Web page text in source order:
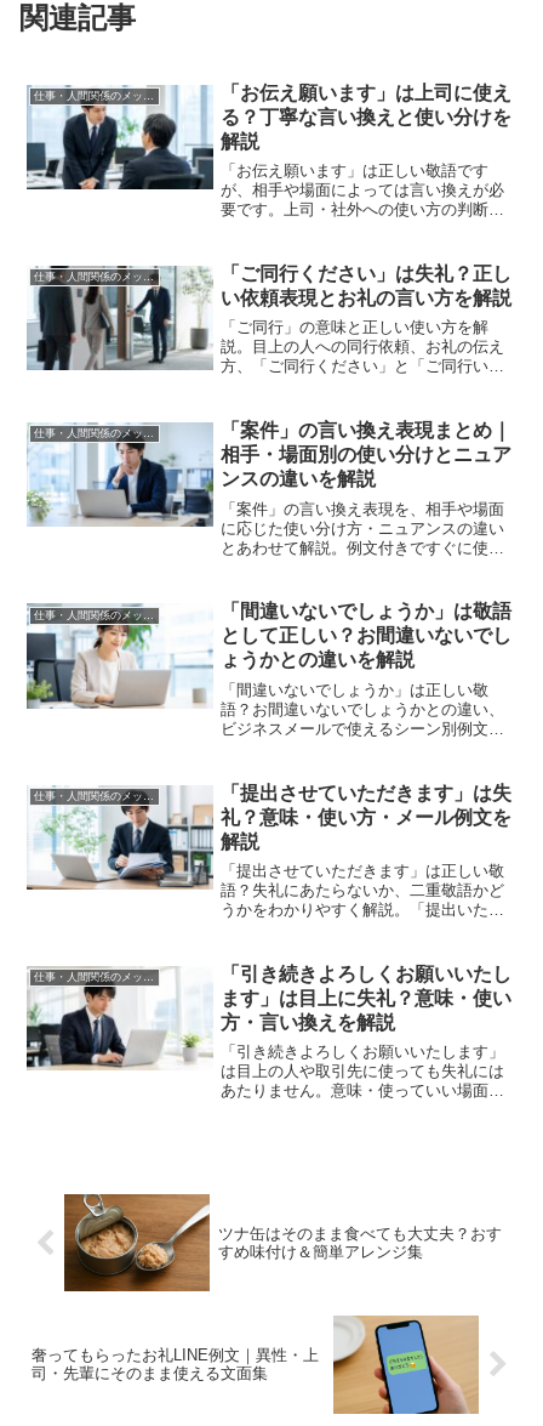
関連記事
「お伝え願います」は上司に使え
る？丁寧な言い換えと使い分けを
解説
「お伝え願います」は正しい敬語です
が、相手や場面によっては言い換えが必
要です。上司・社外への使い方の判断基
仕事・人間関係のメッセージ
「ご同行ください」は失礼？正し
い依頼表現とお礼の言い方を解説
「ご同行」の意味と正しい使い方を解
説。目上の人への同行依頼、お礼の伝え
方、「ご同行ください」と「ご同行いた
現をまとめました。
仕事・人間関係のメッセージ
「案件」の言い換え表現まとめ｜
相手・場面別の使い分けとニュア
ンスの違いを解説
「案件」の言い換え表現を、相手や場面
に応じた使い分け方・ニュアンスの違い
とあわせて解説。例文付きですぐに使え
「間違いないでしょうか」は敬語
として正しい？お間違いないでし
ょうかとの違いを解説
「間違いないでしょうか」は正しい敬
語？お間違いないでしょうかとの違い、
ビジネスメールで使えるシーン別例文、
仕事・人間関係のメッセージ
「提出させていただきます」は失
礼？意味・使い方・メール例文を
解説
「提出させていただきます」は正しい敬
語？失礼にあたらないか、二重敬語かど
うかをわかりやすく解説。「提出いたし
仕事・人間関係のメッセージ
「引き続きよろしくお願いいたし
ます」は目上に失礼？意味・使い
方・言い換えを解説
「引き続きよろしくお願いいたします」
は目上の人や取引先に使っても失礼には
あたりません。意味・使っていい場面・
ツナ缶はそのまま食べても大丈夫？おす
すめ味付け＆簡単アレンジ集
奢ってもらったお礼LINE例文｜異性・上
司・先輩にそのまま使える文面集